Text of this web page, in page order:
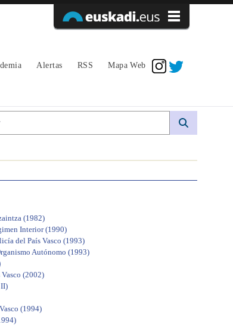
Alertas RSS Mapa Web
web
(1982)
Interior (1990)
del País Vasco (1993)
Autónomo (1993)
(2002)
(1994)